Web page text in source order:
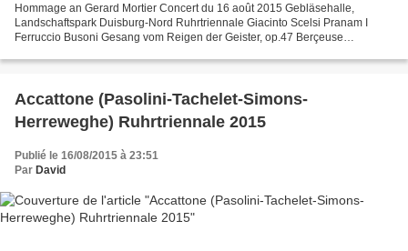
Hommage an Gerard Mortier Concert du 16 août 2015 Gebläsehalle,
Landschaftspark Duisburg-Nord Ruhrtriennale Giacinto Scelsi Pranam I
Ferruccio Busoni Gesang vom Reigen der Geister, op.47 Berçeuse
Accattone (Pasolini-Tachelet-Simons-
Herreweghe) Ruhrtriennale 2015
Publié le 16/08/2015 à 23:51
Par David